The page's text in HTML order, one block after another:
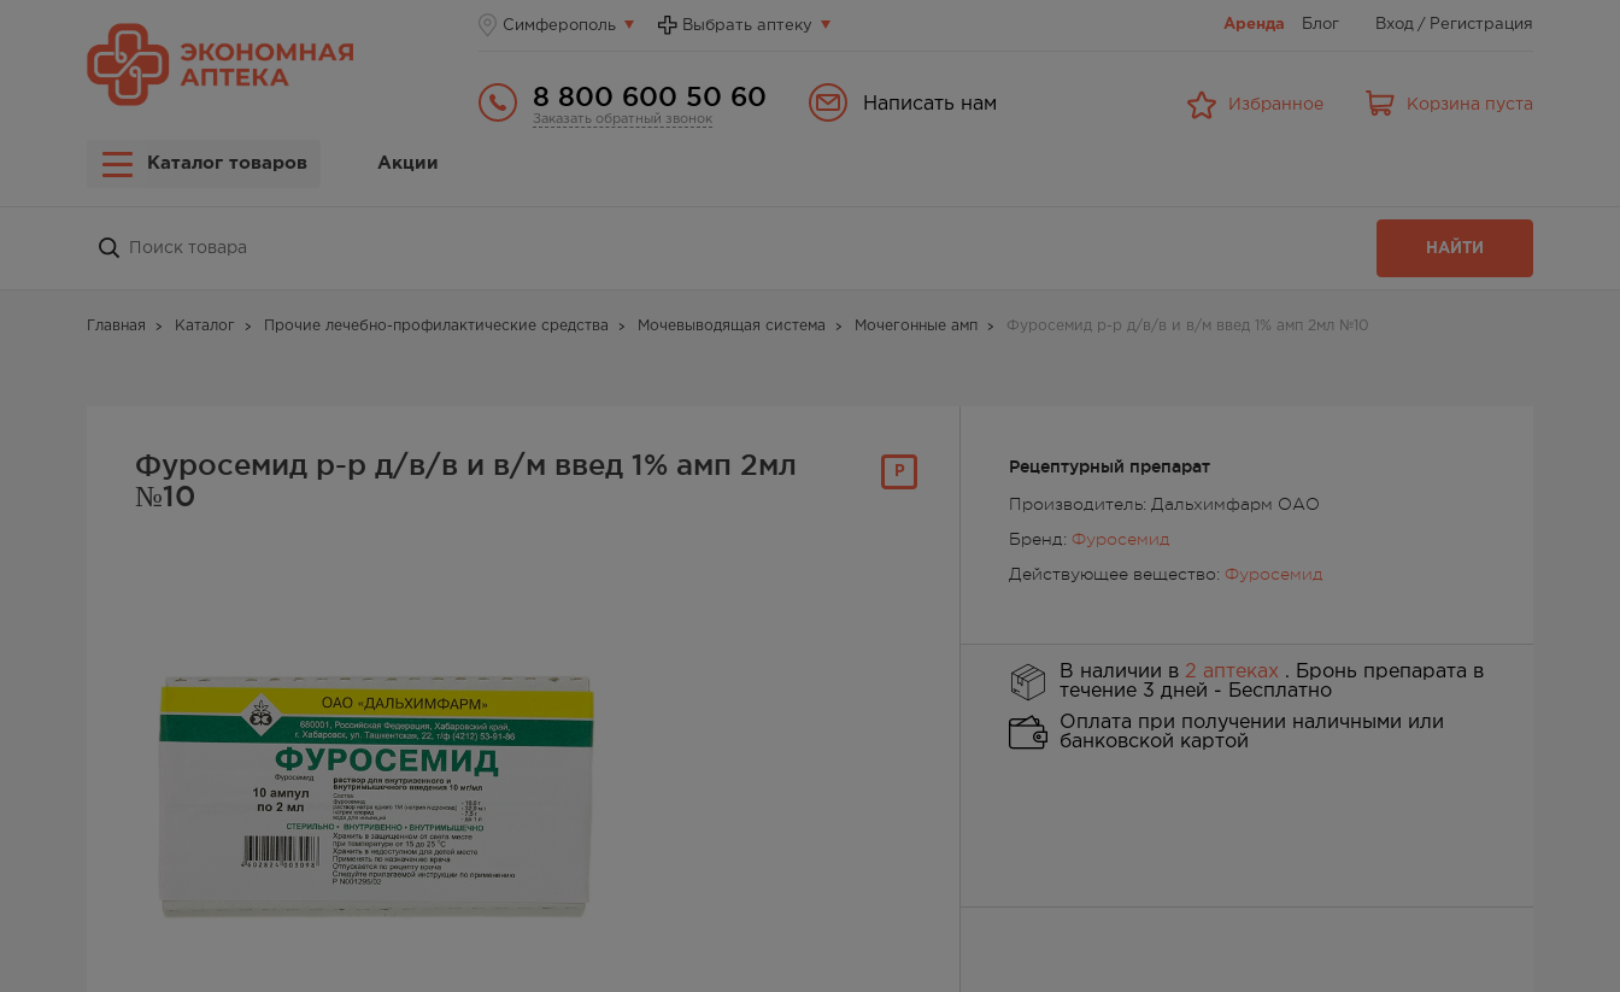
Симферополь Выбрать аптеку Аренда Блог Вход / Регистрация
8 800 600 50 60
Заказать обратный звонок
Написать нам Избранное Корзина пуста
Каталог товаров Акции
НАЙТИ
Главная Каталог Прочие лечебно-профилактические средства Мочевыводящая система Мочегонные амп Фуросемид р-р д/в/в и в/м введ 1% амп 2мл №10
Р
Фуросемид р-р д/в/в и в/м введ 1% амп 2мл
№10
Рецептурный препарат
Производитель: Дальхимфарм ОАО
Бренд: Фуросемид
Действующее вещество: Фуросемид
В наличии в 2 аптеках . Бронь препарата в
течение 3 дней - Бесплатно
Оплата при получении наличными или
банковской картой